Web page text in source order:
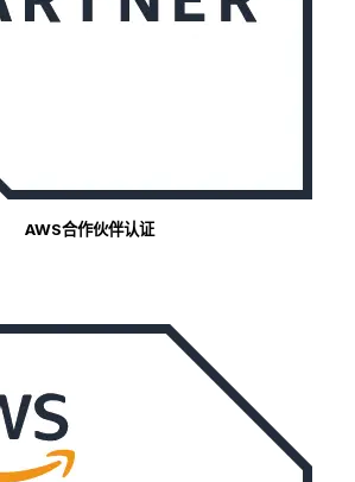
AWS合作伙伴认证